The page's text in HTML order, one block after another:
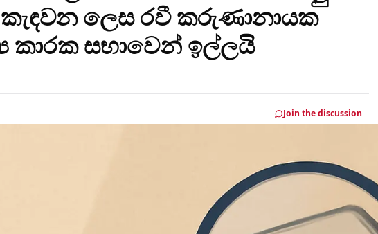
ලෙස රවී කරුණානායක
කාරක සභාවෙන් ඉල්ලයි
Join the discussion